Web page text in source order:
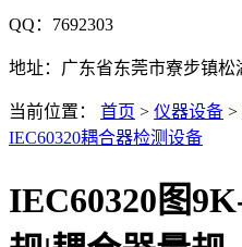
QQ：7692303
地址：广东省东莞市寮步镇松
当前位置： 首页 > 仪器设备 >
IEC60320耦合器检测设备
IEC60320图